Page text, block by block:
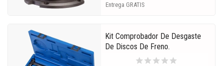
Entrega GRATIS
Kit Comprobador De Desgaste
De Discos De Freno.
starstarstarstarstar